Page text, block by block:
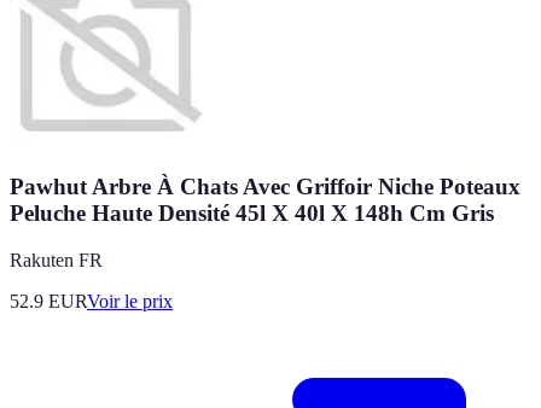
Pawhut Arbre À Chats Avec Griffoir Niche Poteaux
Peluche Haute Densité 45l X 40l X 148h Cm Gris
Rakuten FR
52.9 EURVoir le prix